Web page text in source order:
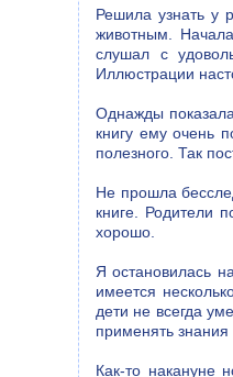
Решила узнать у
животным.
слушал с
Иллюстрации
Однажды
книгу ему очень
полезного. Так
Не прошла
книге. Родители
хорошо.
Я остановилась
имеется
дети не всегда
применять
Как-то накануне